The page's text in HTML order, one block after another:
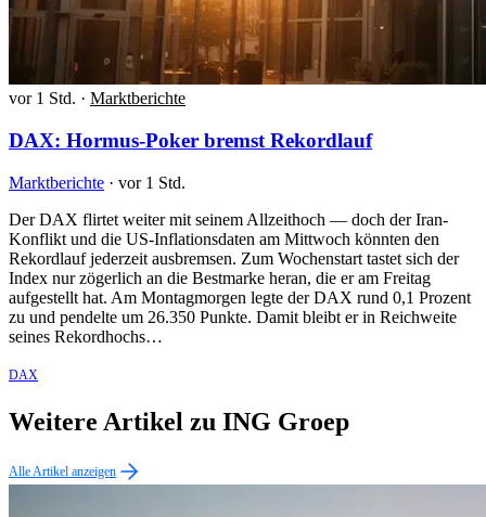
vor 1 Std. · Marktberichte
DAX: Hormus-Poker bremst Rekordlauf
Marktberichte · vor 1 Std.
Der DAX flirtet weiter mit seinem Allzeithoch — doch der Iran-
Konflikt und die US-Inflationsdaten am Mittwoch könnten den
Rekordlauf jederzeit ausbremsen. Zum Wochenstart tastet sich der
Index nur zögerlich an die Bestmarke heran, die er am Freitag
aufgestellt hat. Am Montagmorgen legte der DAX rund 0,1 Prozent
zu und pendelte um 26.350 Punkte. Damit bleibt er in Reichweite
seines Rekordhochs…
DAX
Weitere Artikel zu ING Groep
Alle Artikel anzeigen